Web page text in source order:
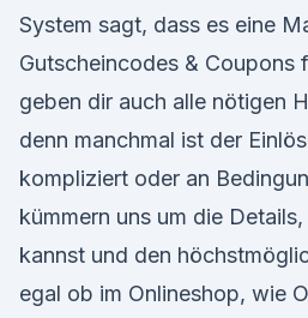
System sagt, dass es eine
Gutscheincodes & Coupons
geben dir auch alle nötigen
denn manchmal ist der
kompliziert oder an
kümmern uns um die
kannst und den
egal ob im Onlineshop, wie